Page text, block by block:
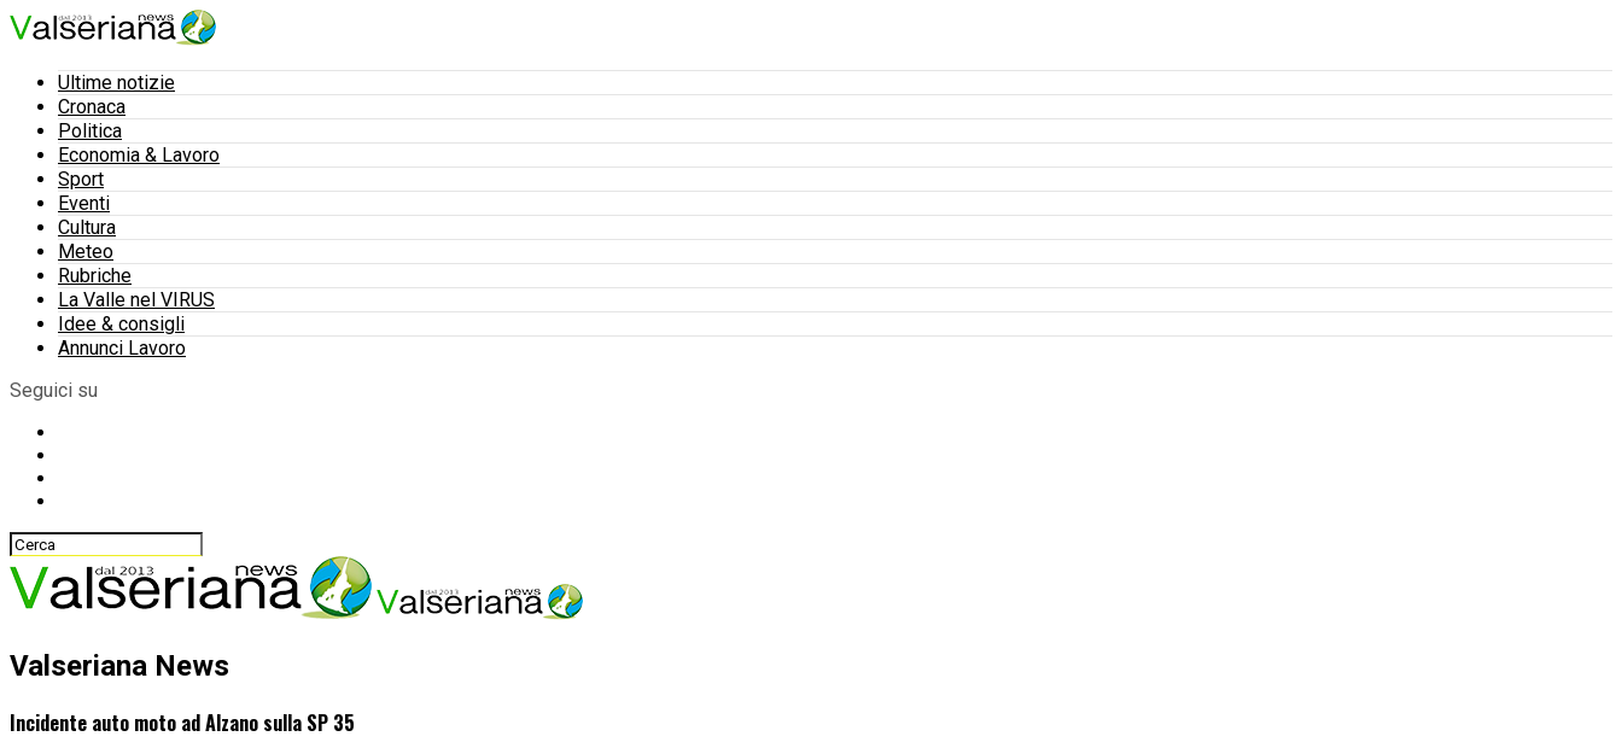
Ultime notizie
Cronaca
Politica
Economia & Lavoro
Sport
Eventi
Cultura
Meteo
Rubriche
La Valle nel VIRUS
Idee & consigli
Annunci Lavoro
Seguici su
Valseriana News
Incidente auto moto ad Alzano sulla SP 35